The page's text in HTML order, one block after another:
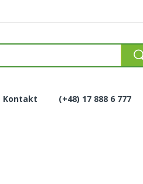
Kontakt (+48) 17 888 6 777